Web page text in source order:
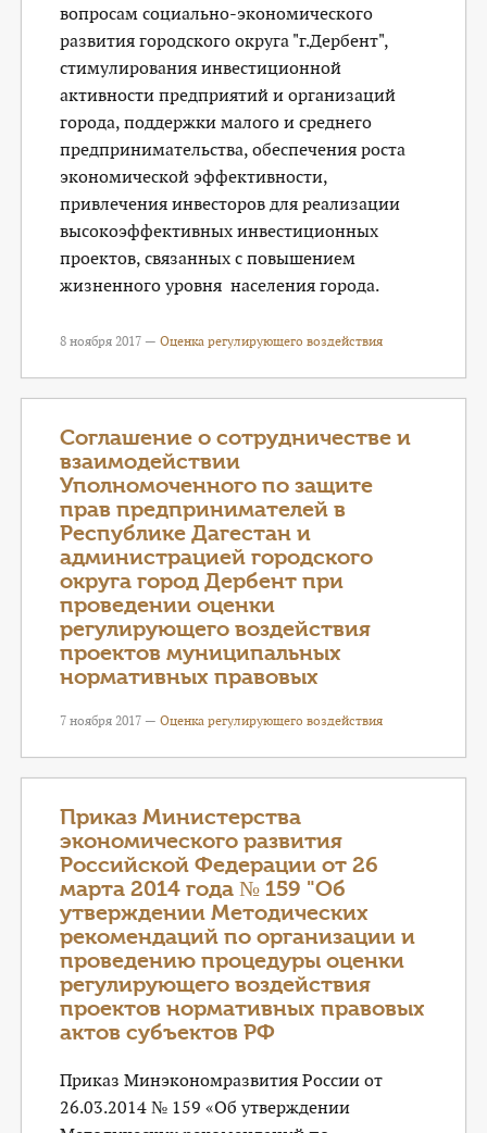
вопросам социально-экономического
развития городского округа "г.Дербент",
стимулирования инвестиционной
активности предприятий и организаций
города, поддержки малого и среднего
предпринимательства, обеспечения роста
экономической эффективности,
привлечения инвесторов для реализации
высокоэффективных инвестиционных
проектов, связанных с повышением
жизненного уровня населения города.
8 ноября 2017 — Оценка регулирующего воздействия
Соглашение о сотрудничестве и
взаимодействии
Уполномоченного по защите
прав предпринимателей в
Республике Дагестан и
администрацией городского
округа город Дербент при
проведении оценки
регулирующего воздействия
проектов муниципальных
нормативных правовых
7 ноября 2017 — Оценка регулирующего воздействия
Приказ Министерства
экономического развития
Российской Федерации от 26
марта 2014 года № 159 "Об
утверждении Методических
рекомендаций по организации и
проведению процедуры оценки
регулирующего воздействия
проектов нормативных правовых
актов субъектов РФ
Приказ Минэкономразвития России от
26.03.2014 № 159 «Об утверждении